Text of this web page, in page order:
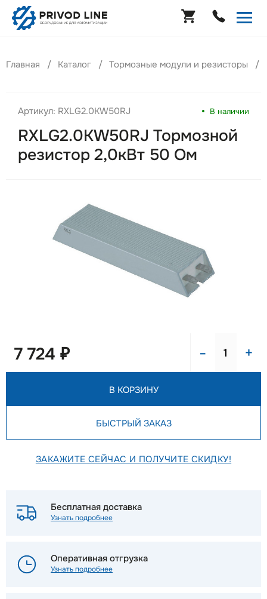
Главная Каталог Тормозные модули и резисторы
Артикул: RXLG2.0KW50RJ В наличии
RXLG2.0KW50RJ Тормозной
резистор 2,0кВт 50 Ом
7 724 ₽ - +
В КОРЗИНУ
БЫСТРЫЙ ЗАКАЗ
ЗАКАЖИТЕ СЕЙЧАС И ПОЛУЧИТЕ СКИДКУ!
Бесплатная доставка
Узнать подробнее
Оперативная отгрузка
Узнать подробнее